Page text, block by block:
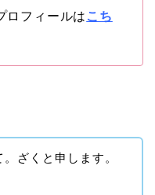
フィールは こち
ざくと申します。